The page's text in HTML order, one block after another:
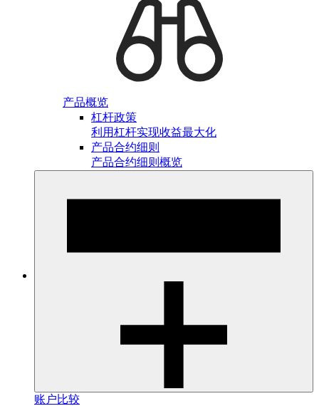
产品概览
杠杆政策
利用杠杆实现收益最大化
产品合约细则
产品合约细则概览
账户比较